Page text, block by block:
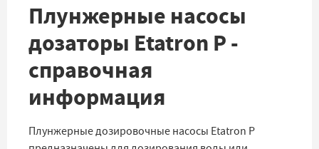
Плунжерные насосы
дозаторы Etatron P -
справочная
информация
Плунжерные дозировочные насосы Etatron P